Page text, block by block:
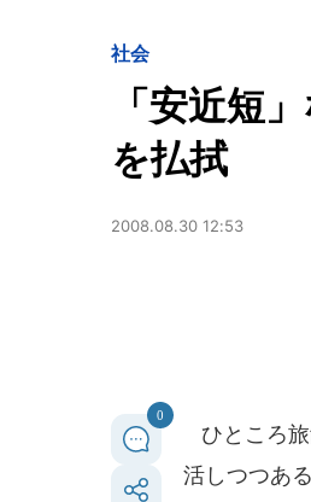
社会
「安近短
を払拭
2008.08.30 12:53
0
ひところ
活しつつあ